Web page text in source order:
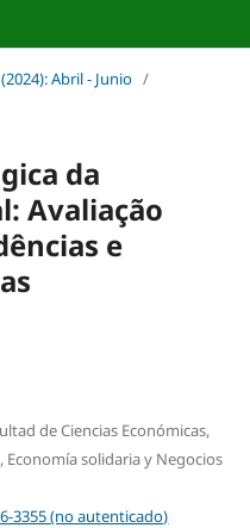
Abril - Junio /
da
Avaliação
e
de Ciencias Económicas,
solidaria y Negocios
3355 (no autenticado)